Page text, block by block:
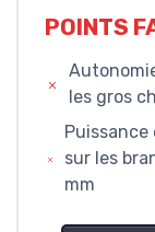
POINTS
les gros
sur les
mm